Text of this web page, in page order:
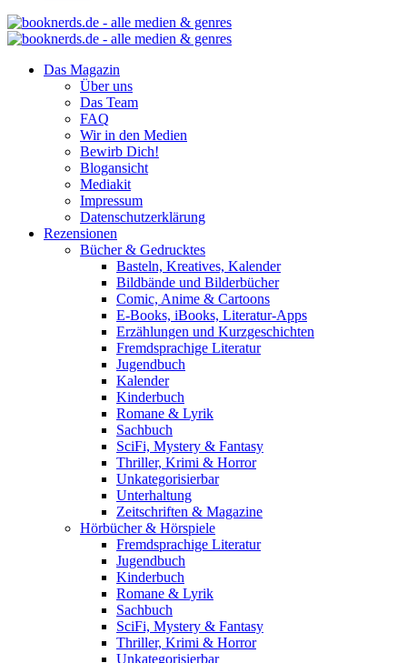
Das Magazin
Über uns
Das Team
FAQ
Wir in den Medien
Bewirb Dich!
Blogansicht
Mediakit
Impressum
Datenschutzerklärung
Rezensionen
Bücher & Gedrucktes
Basteln, Kreatives, Kalender
Bildbände und Bilderbücher
Comic, Anime & Cartoons
E-Books, iBooks, Literatur-Apps
Erzählungen und Kurzgeschichten
Fremdsprachige Literatur
Jugendbuch
Kalender
Kinderbuch
Romane & Lyrik
Sachbuch
SciFi, Mystery & Fantasy
Thriller, Krimi & Horror
Unkategorisierbar
Unterhaltung
Zeitschriften & Magazine
Hörbücher & Hörspiele
Fremdsprachige Literatur
Jugendbuch
Kinderbuch
Romane & Lyrik
Sachbuch
SciFi, Mystery & Fantasy
Thriller, Krimi & Horror
Unkategorisierbar